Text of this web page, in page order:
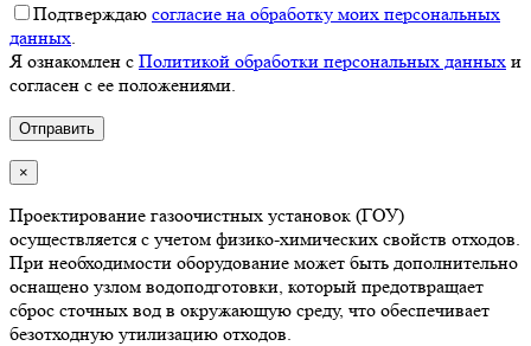
Подтверждаю согласие на обработку моих персональных
данных
Я ознакомлен с Политикой обработки персональных данных и
согласен с ее положениями.
×
Проектирование газоочистных установок (ГОУ)
осуществляется с учетом физико-химических свойств отходов.
При необходимости оборудование может быть дополнительно
оснащено узлом водоподготовки, который предотвращает
сброс сточных вод в окружающую среду, что обеспечивает
безотходную утилизацию отходов.